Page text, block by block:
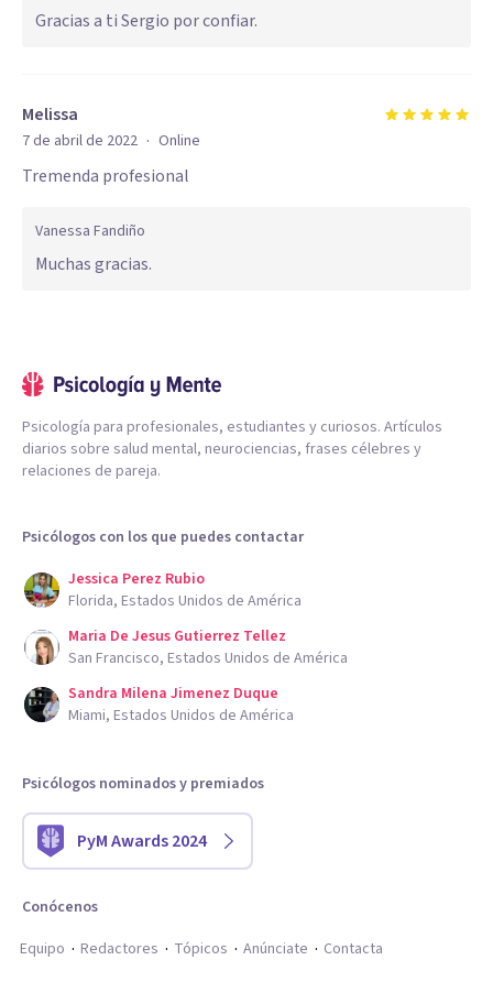
Gracias a ti Sergio por confiar.
Melissa
7 de abril de 2022 · Online
Tremenda profesional
Vanessa Fandiño
Muchas gracias.
Psicología para profesionales, estudiantes y curiosos. Artículos
diarios sobre salud mental, neurociencias, frases célebres y
relaciones de pareja.
Psicólogos con los que puedes contactar
Jessica Perez Rubio
Florida, Estados Unidos de América
Maria De Jesus Gutierrez Tellez
San Francisco, Estados Unidos de América
Sandra Milena Jimenez Duque
Miami, Estados Unidos de América
Psicólogos nominados y premiados
PyM Awards 2024
Conócenos
Equipo
Redactores Tópicos Anúnciate Contacta